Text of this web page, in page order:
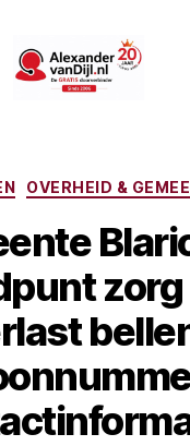
Categorieën
OVERHEID &
zorg